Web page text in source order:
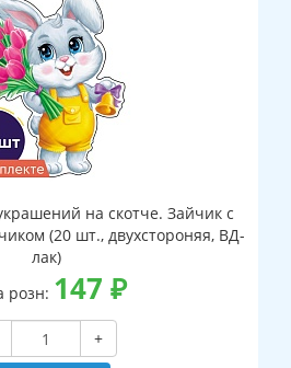
на скотче. Зайчик с
(20 шт., двухстороняя, ВД-
лак)
розн: 147 ₽
+